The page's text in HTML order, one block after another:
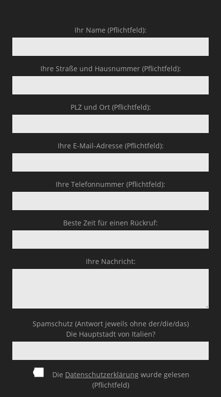
Ihr Name (Pflichtfeld):
Ihre Straße und Hausnummer (Pflichtfeld):
PLZ und Ort (Pflichtfeld):
Ihre E-Mail-Adresse (Pflichtfeld):
Ihre Telefonnummer (Pflichtfeld):
Beste Zeit für einen Rückruf:
Ihre Nachricht:
Spamschutz (Antwort jeweils ohne der/die/das)
Die Hauptstadt von Italien?
Die Datenschutzerklärung wurde gelesen
(Pflichtfeld)